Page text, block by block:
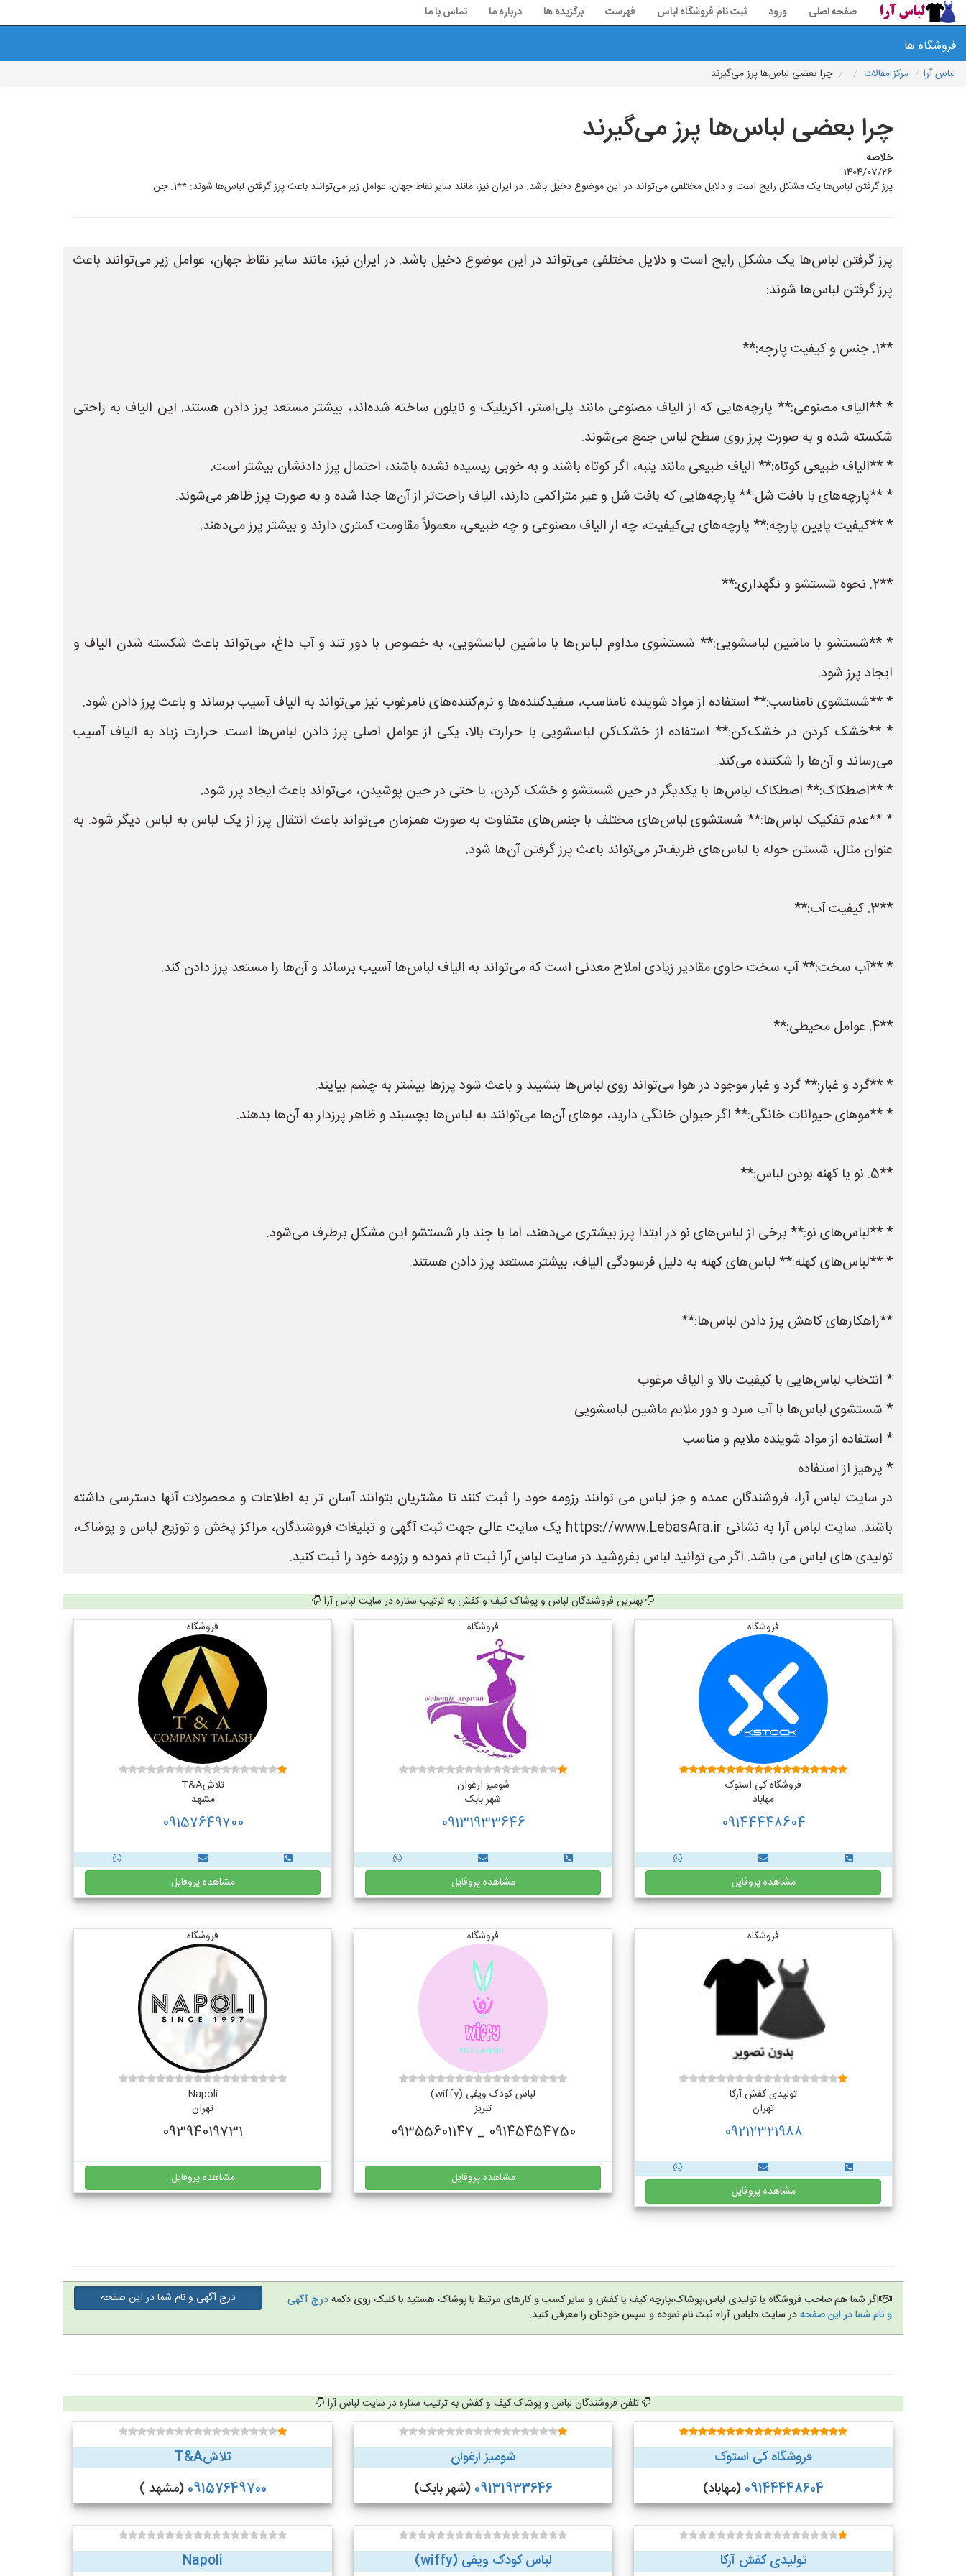
صفحه اصلی ورود ثبت نام فروشگاه لباس فهرست برگزیده ها درباره ما تماس با ما
فروشگاه ها
لباس آرا مرکز مقالات چرا بعضی لباس‌ها پرز می‌گیرند
چرا بعضی لباس‌ها پرز می‌گیرند
خلاصه
1404/07/26
پرز گرفتن لباس‌ها یک مشکل رایج است و دلایل مختلفی می‌تواند در این موضوع دخیل باشد. در ایران نیز، مانند سایر نقاط جهان، عوامل زیر می‌توانند باعث پرز گرفتن لباس‌ها شوند: **1. جن
پرز گرفتن لباس‌ها یک مشکل رایج است و دلایل مختلفی می‌تواند در این موضوع دخیل باشد. در ایران نیز، مانند سایر نقاط جهان، عوامل زیر می‌توانند باعث
پرز گرفتن لباس‌ها شوند:
**1. جنس و کیفیت پارچه:**
* **الیاف مصنوعی:** پارچه‌هایی که از الیاف مصنوعی مانند پلی‌استر، اکریلیک و نایلون ساخته شده‌اند، بیشتر مستعد پرز دادن هستند. این الیاف به راحتی
شکسته شده و به صورت پرز روی سطح لباس جمع می‌شوند.
* **الیاف طبیعی کوتاه:** الیاف طبیعی مانند پنبه، اگر کوتاه باشند و به خوبی ریسیده نشده باشند، احتمال پرز دادنشان بیشتر است.
* **پارچه‌های با بافت شل:** پارچه‌هایی که بافت شل و غیر متراکمی دارند، الیاف راحت‌تر از آن‌ها جدا شده و به صورت پرز ظاهر می‌شوند.
* **کیفیت پایین پارچه:** پارچه‌های بی‌کیفیت، چه از الیاف مصنوعی و چه طبیعی، معمولاً مقاومت کمتری دارند و بیشتر پرز می‌دهند.
**2. نحوه شستشو و نگهداری:**
* **شستشو با ماشین لباسشویی:** شستشوی مداوم لباس‌ها با ماشین لباسشویی، به خصوص با دور تند و آب داغ، می‌تواند باعث شکسته شدن الیاف و
ایجاد پرز شود.
* **شستشوی نامناسب:** استفاده از مواد شوینده نامناسب، سفیدکننده‌ها و نرم‌کننده‌های نامرغوب نیز می‌تواند به الیاف آسیب برساند و باعث پرز دادن شود.
* **خشک کردن در خشک‌کن:** استفاده از خشک‌کن لباسشویی با حرارت بالا، یکی از عوامل اصلی پرز دادن لباس‌ها است. حرارت زیاد به الیاف آسیب
می‌رساند و آن‌ها را شکننده می‌کند.
* **اصطکاک:** اصطکاک لباس‌ها با یکدیگر در حین شستشو و خشک کردن، یا حتی در حین پوشیدن، می‌تواند باعث ایجاد پرز شود.
* **عدم تفکیک لباس‌ها:** شستشوی لباس‌های مختلف با جنس‌های متفاوت به صورت همزمان می‌تواند باعث انتقال پرز از یک لباس به لباس دیگر شود. به
عنوان مثال، شستن حوله با لباس‌های ظریف‌تر می‌تواند باعث پرز گرفتن آن‌ها شود.
**3. کیفیت آب:**
* **آب سخت:** آب سخت حاوی مقادیر زیادی املاح معدنی است که می‌تواند به الیاف لباس‌ها آسیب برساند و آن‌ها را مستعد پرز دادن کند.
**4. عوامل محیطی:**
* **گرد و غبار:** گرد و غبار موجود در هوا می‌تواند روی لباس‌ها بنشیند و باعث شود پرزها بیشتر به چشم بیایند.
* **موهای حیوانات خانگی:** اگر حیوان خانگی دارید، موهای آن‌ها می‌توانند به لباس‌ها بچسبند و ظاهر پرزدار به آن‌ها بدهند.
**5. نو یا کهنه بودن لباس:**
* **لباس‌های نو:** برخی از لباس‌های نو در ابتدا پرز بیشتری می‌دهند، اما با چند بار شستشو این مشکل برطرف می‌شود.
* **لباس‌های کهنه:** لباس‌های کهنه به دلیل فرسودگی الیاف، بیشتر مستعد پرز دادن هستند.
**راهکارهای کاهش پرز دادن لباس‌ها:**
* انتخاب لباس‌هایی با کیفیت بالا و الیاف مرغوب
* شستشوی لباس‌ها با آب سرد و دور ملایم ماشین لباسشویی
* استفاده از مواد شوینده ملایم و مناسب
* پرهیز از استفاده
در سایت لباس آرا، فروشندگان عمده و جز لباس می توانند رزومه خود را ثبت کنند تا مشتریان بتوانند آسان تر به اطلاعات و محصولات آنها دسترسی داشته
باشند. سایت لباس آرا به نشانی https://www.LebasAra.ir یک سایت عالی جهت ثبت آگهی و تبلیغات فروشندگان، مراکز پخش و توزیع لباس و پوشاک،
تولیدی های لباس می باشد. اگر می توانید لباس بفروشید در سایت لباس آرا ثبت نام نموده و رزومه خود را ثبت کنید.
بهترین فروشندگان لباس و پوشاک کیف و کفش به ترتیب ستاره در سایت لباس آرا
فروشگاه
فروشگاه کی استوک
مهاباد
09144448604
مشاهده پروفایل
فروشگاه
شومیز ارغوان
شهر بابک
09131933646
مشاهده پروفایل
فروشگاه
تلاشT&A
مشهد
09157649700
مشاهده پروفایل
فروشگاه
تولیدی کفش آرکا
تهران
09212321988
مشاهده پروفایل
فروشگاه
لباس کودک ویفی (wiffy)
تبریز
09145454750 _ 09355601147
مشاهده پروفایل
فروشگاه
Napoli
تهران
09394019731
مشاهده پروفایل
اگر شما هم صاحب فروشگاه یا تولیدی لباس،پوشاک،پارچه کیف یا کفش و سایر کسب و کارهای مرتبط با پوشاک هستید با کلیک روی دکمهدرج آگهی
و نام شما در این صفحهدر سایت «لباس آرا» ثبت نام نموده و سپس خودتان را معرفی کنید.
درج آگهی و نام شما در این صفحه
تلفن فروشندگان لباس و پوشاک کیف و کفش به ترتیب ستاره در سایت لباس آرا
فروشگاه کی استوک
09144448604 (مهاباد)
شومیز ارغوان
09131933646 (شهر بابک)
تلاشT&A
09157649700 (مشهد )
تولیدی کفش آرکا لباس کودک ویفی (wiffy) Napoli